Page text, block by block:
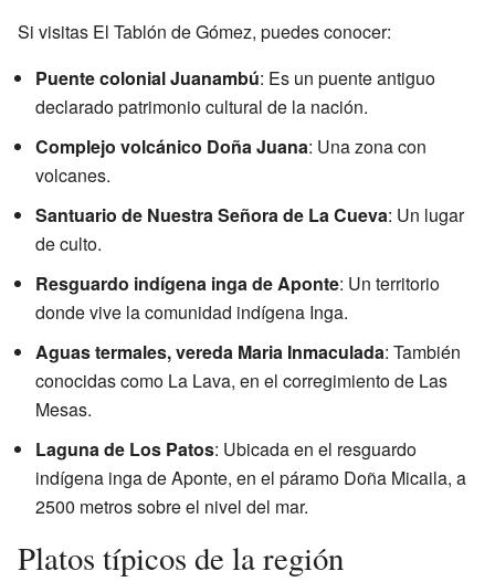
Si visitas El Tablón de Gómez, puedes conocer:
Puente colonial Juanambú: Es un puente antiguo
declarado patrimonio cultural de la nación.
Complejo volcánico Doña Juana: Una zona con
volcanes.
Santuario de Nuestra Señora de La Cueva: Un lugar
de culto.
Resguardo indígena inga de Aponte: Un territorio
donde vive la comunidad indígena Inga.
Aguas termales, vereda Maria Inmaculada: También
conocidas como La Lava, en el corregimiento de Las
Mesas.
Laguna de Los Patos: Ubicada en el resguardo
indígena inga de Aponte, en el páramo Doña Micaila, a
2500 metros sobre el nivel del mar.
Platos típicos de la región